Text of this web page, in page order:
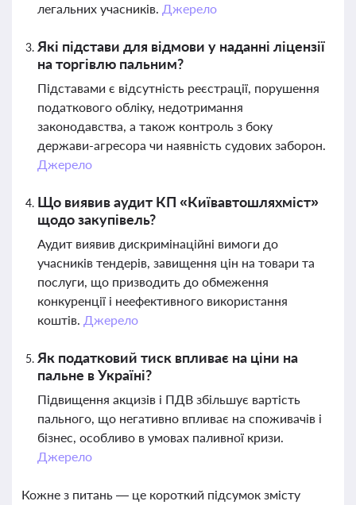
легальних учасників. Джерело
Які підстави для відмови у наданні ліцензії
на торгівлю пальним?
Підставами є відсутність реєстрації, порушення
податкового обліку, недотримання
законодавства, а також контроль з боку
держави-агресора чи наявність судових заборон.
Джерело
Що виявив аудит КП «Київавтошляхміст»
щодо закупівель?
Аудит виявив дискримінаційні вимоги до
учасників тендерів, завищення цін на товари та
послуги, що призводить до обмеження
конкуренції і неефективного використання
коштів. Джерело
Як податковий тиск впливає на ціни на
пальне в Україні?
Підвищення акцизів і ПДВ збільшує вартість
пального, що негативно впливає на споживачів і
бізнес, особливо в умовах паливної кризи.
Джерело
Кожне з питань — це короткий підсумок змісту